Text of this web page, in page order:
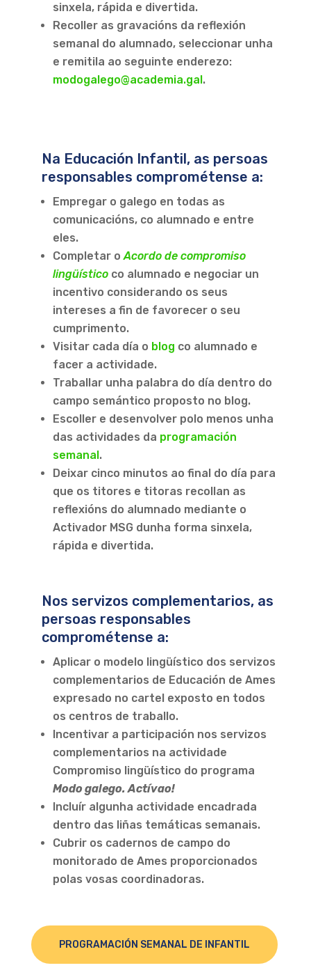
sinxela, rápida e divertida.
Recoller as gravacións da reflexión
semanal do alumnado, seleccionar unha
e remitila ao seguinte enderezo:
modogalego@academia.gal .
Na Educación Infantil, as persoas
responsables comprométense a:
Empregar o galego en todas as
comunicacións, co alumnado e entre
eles.
Completar oAcordo de compromiso
lingüísticoco alumnado e negociar un
incentivo considerando os seus
intereses a fin de favorecer o seu
cumprimento.
Visitar cada día o blog co alumnado e
facer a actividade.
Traballar unha palabra do día dentro do
campo semántico proposto no blog.
Escoller e desenvolver polo menos unha
das actividades da programación
semanal .
Deixar cinco minutos ao final do día para
que os titores e titoras recollan as
reflexións do alumnado mediante o
Activador MSG dunha forma sinxela,
rápida e divertida.
Nos servizos complementarios, as
persoas responsables
comprométense a:
Aplicar o modelo lingüístico dos servizos
complementarios de Educación de Ames
expresado no cartel exposto en todos
os centros de traballo.
Incentivar a participación nos servizos
complementarios na actividade
Compromiso lingüístico do programa
Modo galego. Actívao!
Incluír algunha actividade encadrada
dentro das liñas temáticas semanais.
Cubrir os cadernos de campo do
monitorado de Ames proporcionados
polas vosas coordinadoras.
PROGRAMACIÓN SEMANAL DE INFANTIL